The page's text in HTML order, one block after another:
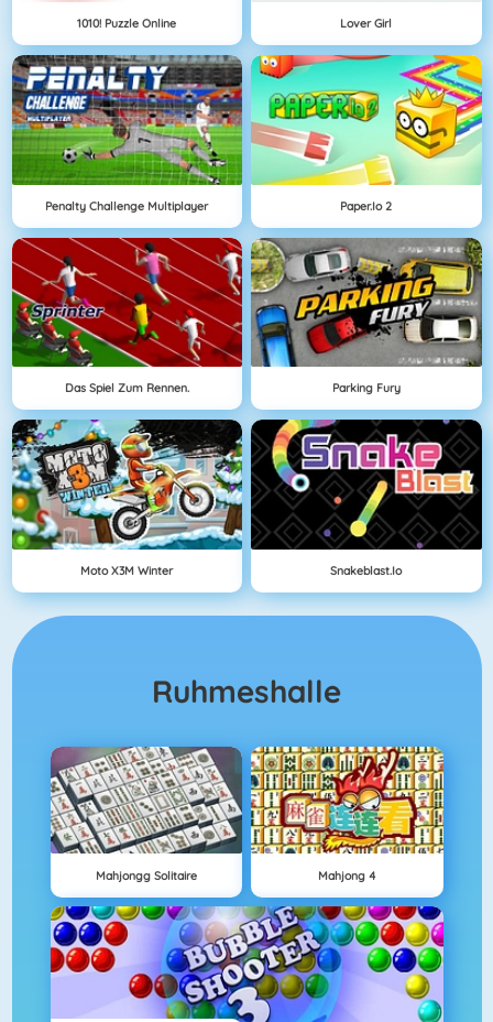
1010! Puzzle Online Lover Girl
Penalty Challenge Multiplayer Paper.io 2
Das Spiel Zum Rennen. Parking Fury
Moto X3M Winter Snakeblast.io
Ruhmeshalle
Mahjongg Solitaire Mahjong 4